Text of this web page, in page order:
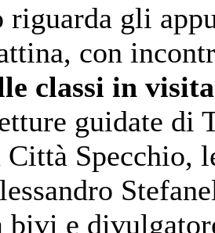
riguarda gli
con
classi in visita
guidate di
Città Specchio,
bivi e